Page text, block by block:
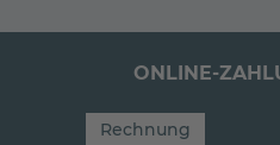
ONLINE-
Rechnung